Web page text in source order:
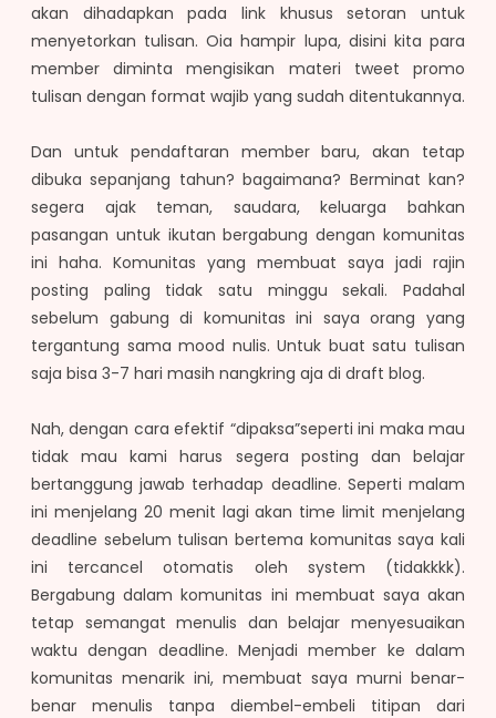
akan dihadapkan pada link khusus setoran untuk
menyetorkan tulisan. Oia hampir lupa, disini kita para
member diminta mengisikan materi tweet promo
tulisan dengan format wajib yang sudah ditentukannya.
Dan untuk pendaftaran member baru, akan tetap
dibuka sepanjang tahun? bagaimana? Berminat kan?
segera ajak teman, saudara, keluarga bahkan
pasangan untuk ikutan bergabung dengan komunitas
ini haha. Komunitas yang membuat saya jadi rajin
posting paling tidak satu minggu sekali. Padahal
sebelum gabung di komunitas ini saya orang yang
tergantung sama mood nulis. Untuk buat satu tulisan
saja bisa 3-7 hari masih nangkring aja di draft blog.
Nah, dengan cara efektif “dipaksa”seperti ini maka mau
tidak mau kami harus segera posting dan belajar
bertanggung jawab terhadap deadline. Seperti malam
ini menjelang 20 menit lagi akan time limit menjelang
deadline sebelum tulisan bertema komunitas saya kali
ini tercancel otomatis oleh system (tidakkkk).
Bergabung dalam komunitas ini membuat saya akan
tetap semangat menulis dan belajar menyesuaikan
waktu dengan deadline. Menjadi member ke dalam
komunitas menarik ini, membuat saya murni benar-
benar menulis tanpa diembel-embeli titipan dari